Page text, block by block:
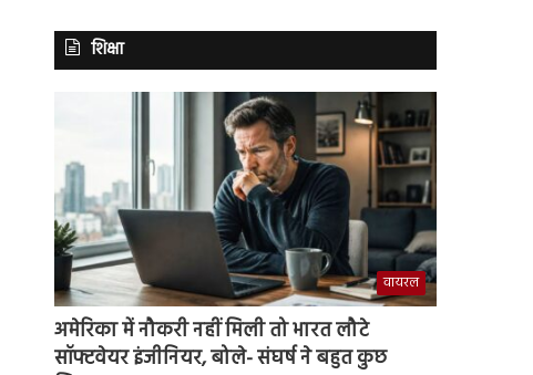
शिक्षा
वायरल
अमेरिका में नौकरी नहीं मिली तो भारत लौटे
सॉफ्टवेयर इंजीनियर, बोले- संघर्ष ने बहुत कुछ